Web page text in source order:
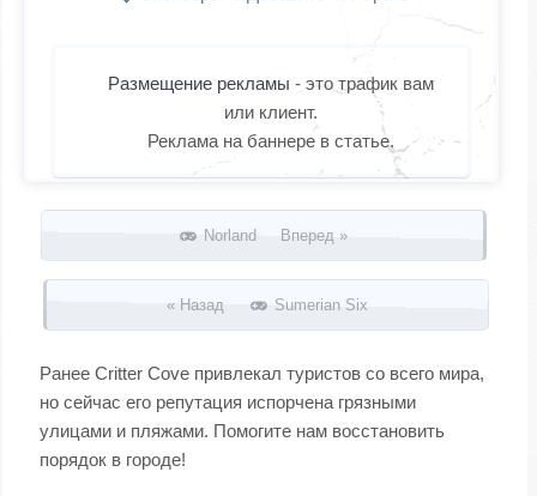
Размещение рекламы - это трафик вам
или клиент.
Реклама на баннере в статье.
Запись навигация
Norland Вперед »
« Назад Sumerian Six
Ранее Critter Cove привлекал туристов со всего мира,
но сейчас его репутация испорчена грязными
улицами и пляжами. Помогите нам восстановить
порядок в городе!